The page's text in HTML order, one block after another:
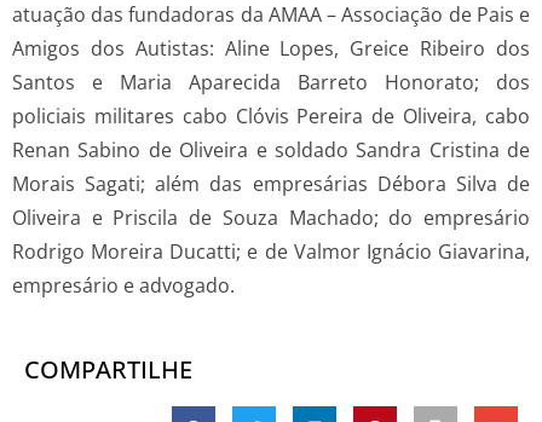
atuação das fundadoras da AMAA – Associação de Pais e
Amigos dos Autistas: Aline Lopes, Greice Ribeiro dos
Santos e Maria Aparecida Barreto Honorato; dos
policiais militares cabo Clóvis Pereira de Oliveira, cabo
Renan Sabino de Oliveira e soldado Sandra Cristina de
Morais Sagati; além das empresárias Débora Silva de
Oliveira e Priscila de Souza Machado; do empresário
Rodrigo Moreira Ducatti; e de Valmor Ignácio Giavarina,
empresário e advogado.
COMPARTILHE